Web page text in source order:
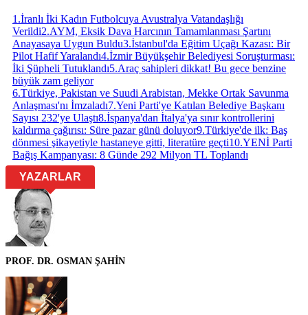
1 .İranlı İki Kadın Futbolcuya Avustralya Vatandaşlığı
Verildi2.AYM, Eksik Dava Harcının Tamamlanması Şartını
Anayasaya Uygun Buldu3.İstanbul'da Eğitim Uçağı Kazası: Bir
Pilot Hafif Yaralandı4.İzmir Büyükşehir Belediyesi Soruşturması:
İki Şüpheli Tutuklandı5.Araç sahipleri dikkat! Bu gece benzine
büyük zam geliyor
6.Türkiye, Pakistan ve Suudi Arabistan, Mekke Ortak Savunma
Anlaşması'nı İmzaladı7.Yeni Parti'ye Katılan Belediye Başkanı
Sayısı 232'ye Ulaştı8.İspanya'dan İtalya'ya sınır kontrollerini
kaldırma çağırısı: Süre pazar günü doluyor9.Türkiye'de ilk: Baş
dönmesi şikayetiyle hastaneye gitti, literatüre geçti10.YENİ Parti
Bağış Kampanyası: 8 Günde 292 Milyon TL Toplandı
YAZARLAR
PROF. DR. OSMAN ŞAHİN